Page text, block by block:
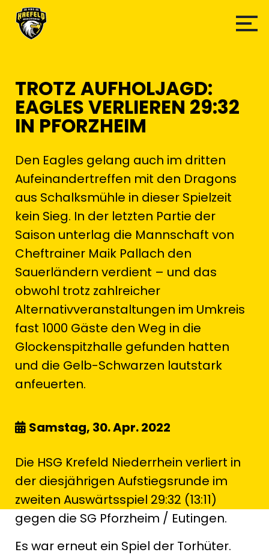
TROTZ AUFHOLJAGD:
EAGLES VERLIEREN 29:32
IN PFORZHEIM
Den Eagles gelang auch im dritten
Aufeinandertreffen mit den Dragons
aus Schalksmühle in dieser Spielzeit
kein Sieg. In der letzten Partie der
Saison unterlag die Mannschaft von
Cheftrainer Maik Pallach den
Sauerländern verdient – und das
obwohl trotz zahlreicher
Alternativveranstaltungen im Umkreis
fast 1000 Gäste den Weg in die
Glockenspitzhalle gefunden hatten
und die Gelb-Schwarzen lautstark
anfeuerten.
Samstag, 30. Apr. 2022
Die HSG Krefeld Niederrhein verliert in
der diesjährigen Aufstiegsrunde im
zweiten Auswärtsspiel 29:32 (13:11)
gegen die SG Pforzheim / Eutingen.
Es war erneut ein Spiel der Torhüter.